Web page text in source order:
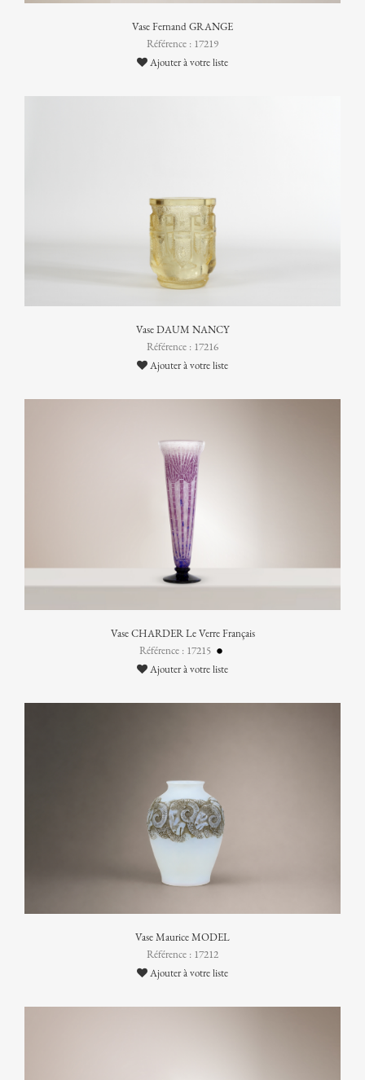
Vase Fernand GRANGE
Référence : 17219
Ajouter à votre liste
Vase DAUM NANCY
Référence : 17216
Ajouter à votre liste
Vase CHARDER Le Verre Français
Référence : 17215
Ajouter à votre liste
Vase Maurice MODEL
Référence : 17212
Ajouter à votre liste